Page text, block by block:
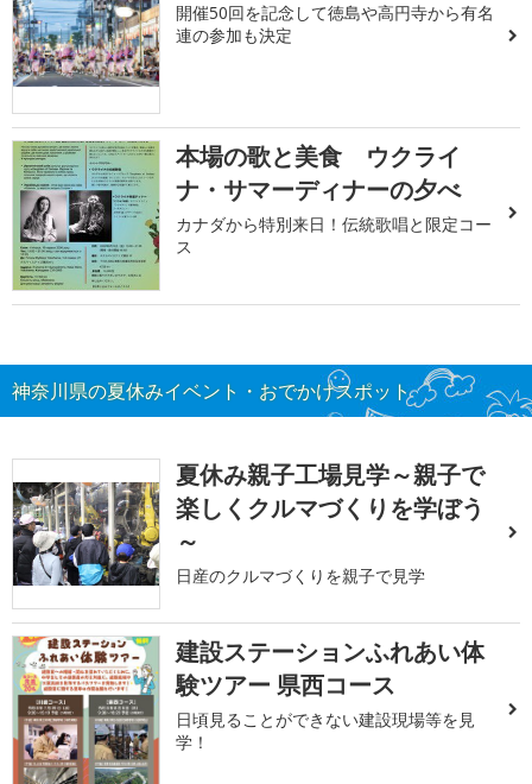
開催50回を記念して徳島や高円寺から有名
連の参加も決定
本場の歌と美食 ウクライ
ナ・サマーディナーの夕べ
カナダから特別来日！伝統歌唱と限定コー
ス
神奈川県の夏休みイベント・おでかけスポット
夏休み親子工場見学～親子で
楽しくクルマづくりを学ぼう
～
日産のクルマづくりを親子で見学
建設ステーションふれあい体
験ツアー 県西コース
日頃見ることができない建設現場等を見
学！